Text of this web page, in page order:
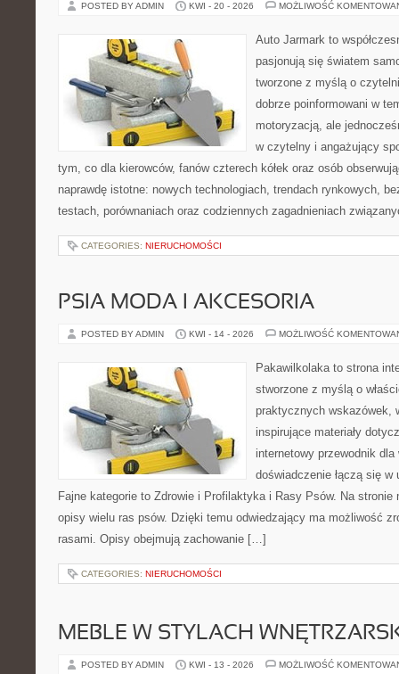
POSTED BY ADMIN KWI - 20 - 2026 MOŻLIWOŚĆ
Auto Jarmark to
pasjonują się światem
tworzone z myślą o
dobrze poinformowani w
motoryzacją, ale
w czytelny i angażujący
tym, co dla kierowców, fanów czterech kółek oraz osób
naprawdę istotne: nowych technologiach, trendach rynkowych,
testach, porównaniach oraz codziennych zagadnieniach
CATEGORIES: NIERUCHOMOŚCI
PSIA MODA I AKCESORIA
POSTED BY ADMIN KWI - 14 - 2026 MOŻLIWOŚĆ
Pakawilkolaka to strona
stworzone z myślą o
praktycznych wskazówek,
inspirujące materiały
internetowy przewodnik
doświadczenie łączą się w
Fajne kategorie to Zdrowie i Profilaktyka i Rasy Psów. Na stronie
opisy wielu ras psów. Dzięki temu odwiedzający ma możliwość
rasami. Opisy obejmują zachowanie […]
CATEGORIES: NIERUCHOMOŚCI
MEBLE W STYLACH
POSTED BY ADMIN KWI - 13 - 2026 MOŻLIWOŚĆ